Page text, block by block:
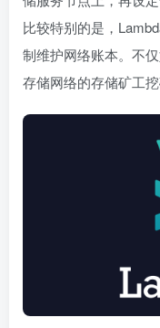
比较特别的是，
制维护网络账本。不
存储网络的存储矿工挖